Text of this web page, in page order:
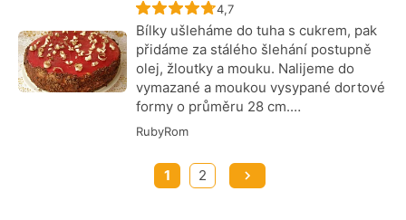
Recept ještě nebyl hodnocen
4,7
Bílky ušleháme do tuha s cukrem, pak
přidáme za stálého šlehání postupně
olej, žloutky a mouku. Nalijeme do
vymazané a moukou vysypané dortové
formy o průměru 28 cm.…
RubyRom
1 2